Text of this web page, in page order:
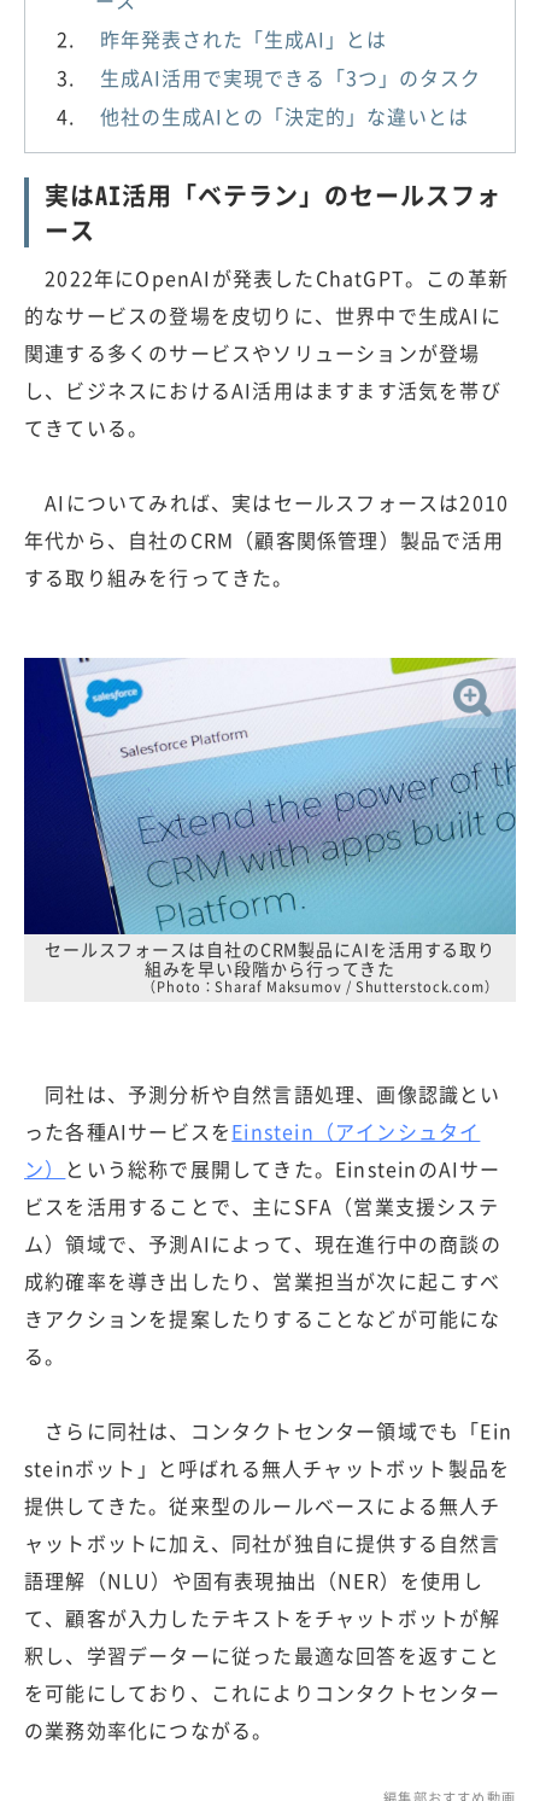
昨年発表された「生成AI」とは
生成AI活用で実現できる「3つ」のタスク
他社の生成AIとの「決定的」な違いとは
実はAI活用「ベテラン」のセールスフォ
ース
2022年にOpenAIが発表したChatGPT。この革新
的なサービスの登場を皮切りに、世界中で生成AIに
関連する多くのサービスやソリューションが登場
し、ビジネスにおけるAI活用はますます活気を帯び
てきている。
AIについてみれば、実はセールスフォースは2010
年代から、自社のCRM（顧客関係管理）製品で活用
する取り組みを行ってきた。
セールスフォースは自社のCRM製品にAIを活用する取り
組みを早い段階から行ってきた
（Photo：Sharaf Maksumov / Shutterstock.com）
同社は、予測分析や自然言語処理、画像認識とい
った各種AIサービスをEinstein（アインシュタイ
ン）
という総称で展開してきた。EinsteinのAIサー
ビスを活用することで、主にSFA（営業支援システ
ム）領域で、予測AIによって、現在進行中の商談の
成約確率を導き出したり、営業担当が次に起こすべ
きアクションを提案したりすることなどが可能にな
る。
さらに同社は、コンタクトセンター領域でも「Ein
steinボット」と呼ばれる無人チャットボット製品を
提供してきた。従来型のルールベースによる無人チ
ャットボットに加え、同社が独自に提供する自然言
語理解（NLU）や固有表現抽出（NER）を使用し
て、顧客が入力したテキストをチャットボットが解
釈し、学習データーに従った最適な回答を返すこと
を可能にしており、これによりコンタクトセンター
の業務効率化につながる。